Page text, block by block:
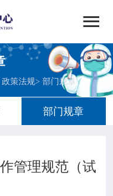

政策法规>部门规章
部门规章


管理规范（试